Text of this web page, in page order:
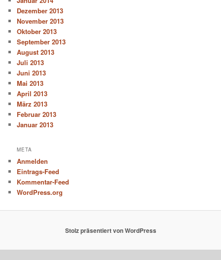
Dezember 2013
November 2013
Oktober 2013
September 2013
August 2013
Juli 2013
Juni 2013
Mai 2013
April 2013
März 2013
Februar 2013
Januar 2013
META
Anmelden
Eintrags-Feed
Kommentar-Feed
WordPress.org
Stolz präsentiert von WordPress